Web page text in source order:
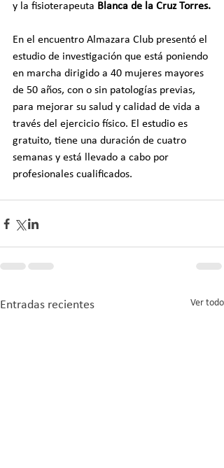
y la fisioterapeuta Blanca de la Cruz Torres.
En el encuentro Almazara Club presentó el
estudio de investigación que está poniendo
en marcha dirigido a 40 mujeres mayores
de 50 años, con o sin patologías previas,
para mejorar su salud y calidad de vida a
través del ejercicio físico. El estudio es
gratuito, tiene una duración de cuatro
semanas y está llevado a cabo por
profesionales cualificados.
Entradas recientes Ver todo